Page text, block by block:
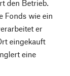
den Betrieb.
Fonds wie ein
er
eingekauft
eine